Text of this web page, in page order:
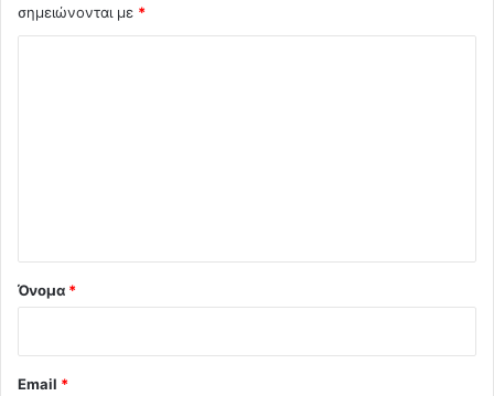
σημειώνονται με *
Όνομα *
Email *